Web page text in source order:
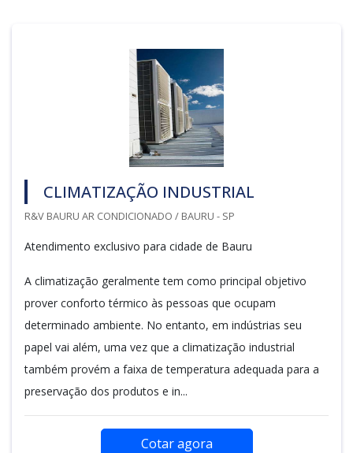
CLIMATIZAÇÃO INDUSTRIAL
R&V BAURU AR CONDICIONADO / BAURU - SP
Atendimento exclusivo para cidade de Bauru
A climatização geralmente tem como principal objetivo
prover conforto térmico às pessoas que ocupam
determinado ambiente. No entanto, em indústrias seu
papel vai além, uma vez que a climatização industrial
também provém a faixa de temperatura adequada para a
preservação dos produtos e in...
Cotar agora